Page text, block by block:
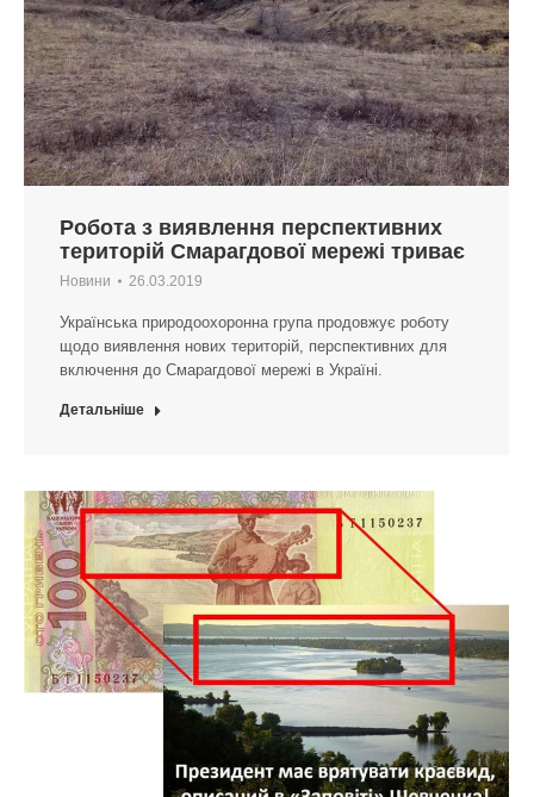
Робота з виявлення перспективних
територій Смарагдової мережі триває
Новини 26.03.2019
Українська природоохоронна група продовжує роботу
щодо виявлення нових територій, перспективних для
включення до Смарагдової мережі в Україні.
Детальніше